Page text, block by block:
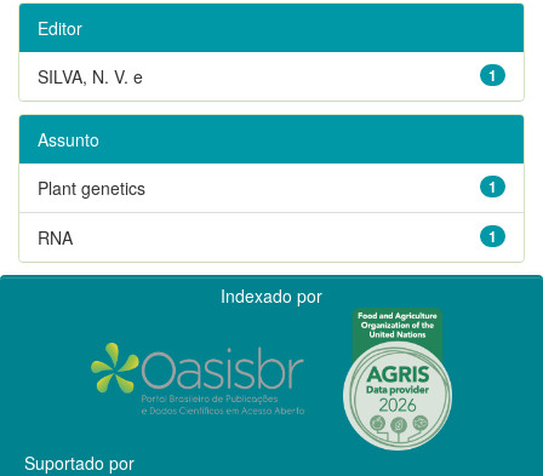
Editor
1
SILVA, N. V. e
Assunto
1
Plant genetics
1
RNA
Indexado por
Suportado por